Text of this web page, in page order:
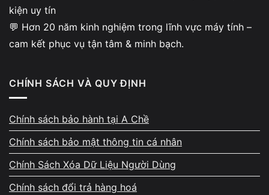
Mở Task Manager
Quan sát mục CPU
Nếu CPU thường xuyên:
90%
95%
hoặc 100%
ngay cả khi chỉ mở tác vụ cơ bản thì hệ thống đang có
dấu hiệu hoạt động quá tải.
kiện uy tín
💬 Hơn 20 năm kinh nghiệm trong lĩnh vực máy tính –
cam kết phục vụ tận tâm & minh bạch.
CHÍNH SÁCH VÀ QUY ĐỊNH
Chính sách bảo hành tại A Chề
Chính sách bảo mật thông tin cá nhân
Chính Sách Xóa Dữ Liệu Người Dùng
Chính sách đổi trả hàng hoá